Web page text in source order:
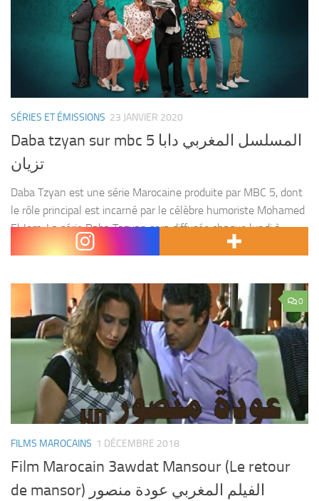
SÉRIES ET ÉMISSIONS 23 JANVIER 2020
Daba tzyan sur mbc 5 المسلسل المغربي دابا
تزيان
Daba Tzyan est une série Marocaine produite par MBC 5, dont
le rôle principal est incarné par le célèbre humoriste Mohamed
El Jem. La série Daba Tazyan sera diffusée chaque lundi à
19h00 sur...
0
FILMS MAROCAINS 1 DÉCEMBRE 2018
Film Marocain 3awdat Mansour (Le retour
de mansor) الفيلم المغربي عودة منصور